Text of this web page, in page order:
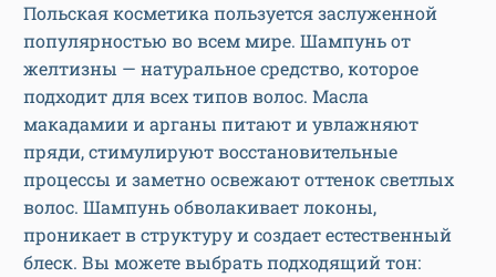
Польская косметика пользуется заслуженной
популярностью во всем мире. Шампунь от
желтизны — натуральное средство, которое
подходит для всех типов волос. Масла
макадамии и арганы питают и увлажняют
пряди, стимулируют восстановительные
процессы и заметно освежают оттенок светлых
волос. Шампунь обволакивает локоны,
проникает в структуру и создает естественный
блеск. Вы можете выбрать подходящий тон: